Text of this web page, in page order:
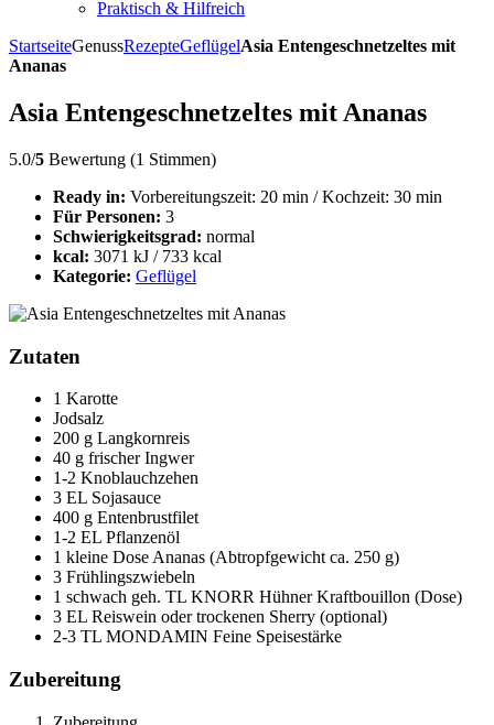
Praktisch & Hilfreich
StartseiteGenussRezepteGeflügelAsia Entengeschnetzeltes mit
Ananas
Asia Entengeschnetzeltes mit Ananas
5.0/5 Bewertung (1 Stimmen)
Ready in: Vorbereitungszeit: 20 min / Kochzeit: 30 min
Für Personen: 3
Schwierigkeitsgrad: normal
kcal: 3071 kJ / 733 kcal
Kategorie: Geflügel
Zutaten
1 Karotte
Jodsalz
200 g Langkornreis
40 g frischer Ingwer
1-2 Knoblauchzehen
3 EL Sojasauce
400 g Entenbrustfilet
1-2 EL Pflanzenöl
1 kleine Dose Ananas (Abtropfgewicht ca. 250 g)
3 Frühlingszwiebeln
1 schwach geh. TL KNORR Hühner Kraftbouillon (Dose)
3 EL Reiswein oder trockenen Sherry (optional)
2-3 TL MONDAMIN Feine Speisestärke
Zubereitung